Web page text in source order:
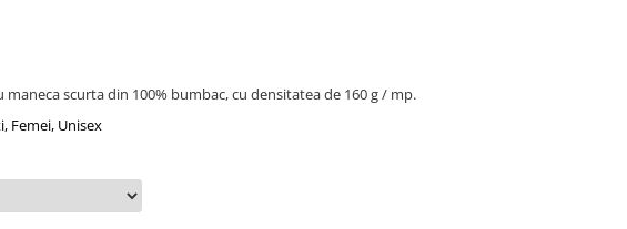
maneca scurta din 100% bumbac, cu densitatea de 160 g / mp.
Femei, Unisex